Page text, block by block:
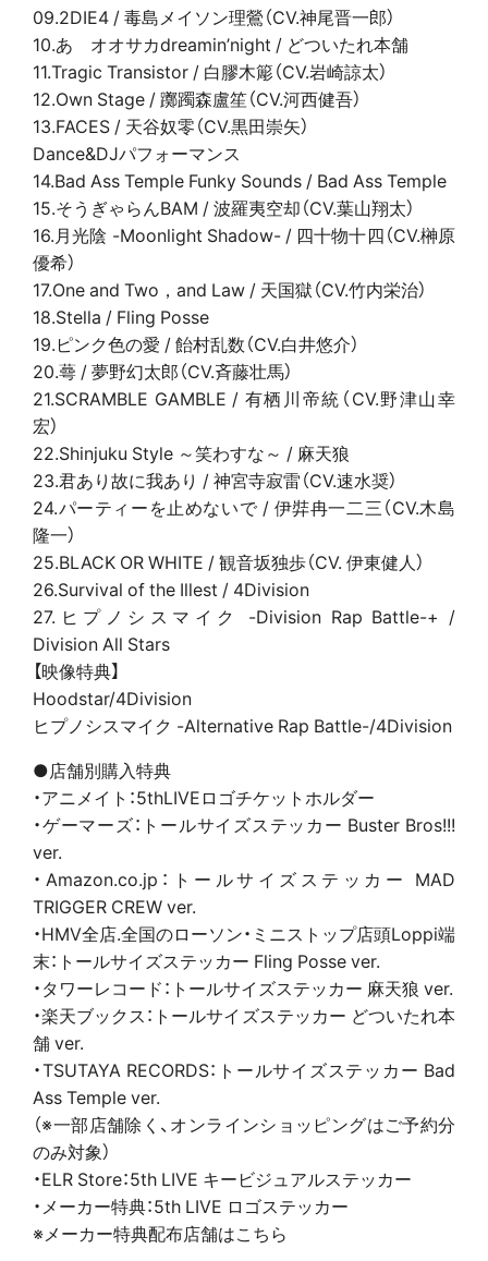
09.2DIE4 / 毒島メイソン理鶯（CV.神尾晋一郎）
10.あゝオオサカdreamin’night / どついたれ本舗
11.Tragic Transistor / 白膠木簓（CV.岩崎諒太）
12.Own Stage / 躑躅森盧笙（CV.河西健吾）
13.FACES / 天谷奴零（CV.黒田崇矢）
Dance&DJパフォーマンス
14.Bad Ass Temple Funky Sounds / Bad Ass Temple
15.そうぎゃらんBAM / 波羅夷空却（CV.葉山翔太）
16.月光陰 -Moonlight Shadow- / 四十物十四（CV.榊原
優希）
17.One and Two，and Law / 天国獄（CV.竹内栄治）
18.Stella / Fling Posse
19.ピンク色の愛 / 飴村乱数（CV.白井悠介）
20.蕚 / 夢野幻太郎（CV.斉藤壮馬）
21.SCRAMBLE GAMBLE / 有栖川帝統（CV.野津山幸
宏）
22.Shinjuku Style ～笑わすな～ / 麻天狼
23.君あり故に我あり / 神宮寺寂雷（CV.速水奨）
24.パーティーを止めないで / 伊弉冉一二三（CV.木島
隆一）
25.BLACK OR WHITE / 観音坂独歩（CV. 伊東健人）
26.Survival of the Illest / 4Division
27.ヒプノシスマイク -Division Rap Battle-+ /
Division All Stars
【映像特典】
Hoodstar/4Division
ヒプノシスマイク -Alternative Rap Battle-/4Division
●店舗別購入特典
・アニメイト：5thLIVEロゴチケットホルダー
・ゲーマーズ：トールサイズステッカー Buster Bros!!!
ver.
・Amazon.co.jp：トールサイズステッカー MAD
TRIGGER CREW ver.
・HMV全店.全国のローソン・ミニストップ店頭Loppi端
末：トールサイズステッカー Fling Posse ver.
・タワーレコード：トールサイズステッカー 麻天狼 ver.
・楽天ブックス：トールサイズステッカー どついたれ本
舗 ver.
・TSUTAYA RECORDS：トールサイズステッカー Bad
Ass Temple ver.
（※一部店舗除く、オンラインショッピングはご予約分
のみ対象）
・ELR Store：5th LIVE キービジュアルステッカー
・メーカー特典：5th LIVE ロゴステッカー
※メーカー特典配布店舗はこちら